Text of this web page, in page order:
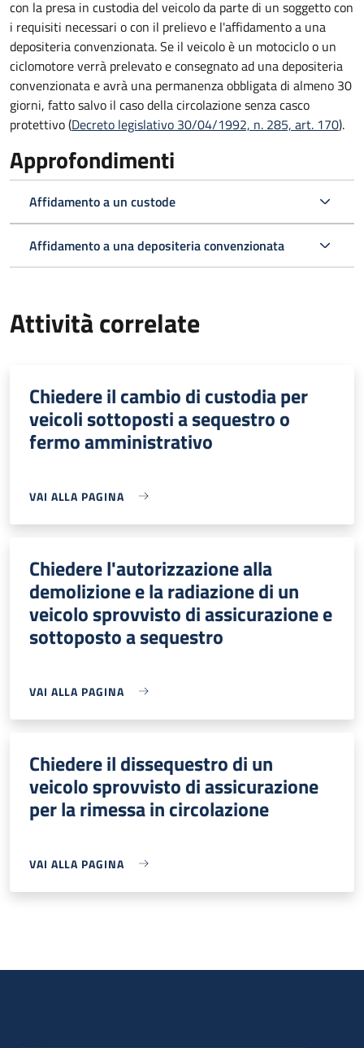
con la presa in custodia del veicolo da parte di un soggetto con
i requisiti necessari o con il prelievo e l'affidamento a una
depositeria convenzionata. Se il veicolo è un motociclo o un
ciclomotore verrà prelevato e consegnato ad una depositeria
convenzionata e avrà una permanenza obbligata di almeno 30
giorni, fatto salvo il caso della circolazione senza casco
protettivo (Decreto legislativo 30/04/1992, n. 285, art. 170).
Approfondimenti
Affidamento a un custode
Affidamento a una depositeria convenzionata
Attività correlate
Chiedere il cambio di custodia per
veicoli sottoposti a sequestro o
fermo amministrativo
VAI ALLA PAGINA
Chiedere l'autorizzazione alla
demolizione e la radiazione di un
veicolo sprovvisto di assicurazione e
sottoposto a sequestro
VAI ALLA PAGINA
Chiedere il dissequestro di un
veicolo sprovvisto di assicurazione
per la rimessa in circolazione
VAI ALLA PAGINA